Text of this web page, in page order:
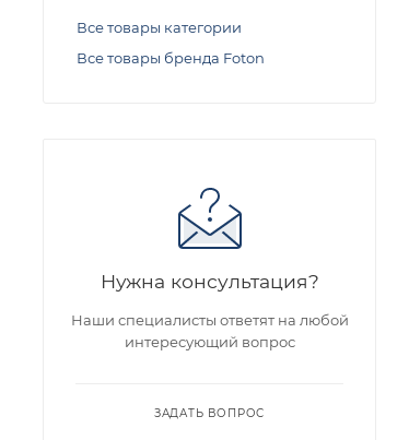
Все товары категории
Все товары бренда Foton
Нужна консультация?
Наши специалисты ответят на любой
интересующий вопрос
ЗАДАТЬ ВОПРОС